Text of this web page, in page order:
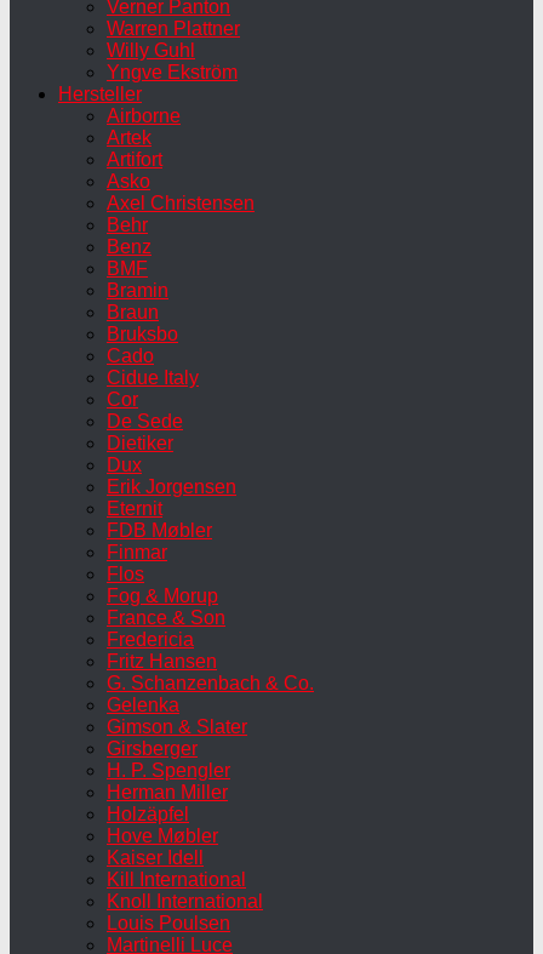
Verner Panton
Warren Plattner
Willy Guhl
Yngve Ekström
Hersteller
Airborne
Artek
Artifort
Asko
Axel Christensen
Behr
Benz
BMF
Bramin
Braun
Bruksbo
Cado
Cidue Italy
Cor
De Sede
Dietiker
Dux
Erik Jorgensen
Eternit
FDB Møbler
Finmar
Flos
Fog & Morup
France & Son
Fredericia
Fritz Hansen
G. Schanzenbach & Co.
Gelenka
Gimson & Slater
Girsberger
H. P. Spengler
Herman Miller
Holzäpfel
Hove Møbler
Kaiser Idell
Kill International
Knoll International
Louis Poulsen
Martinelli Luce